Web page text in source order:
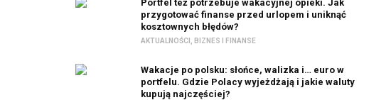
Portfel też potrzebuje wakacyjnej opieki. Jak
przygotować finanse przed urlopem i uniknąć
kosztownych błędów?
AKTUALNOŚCI BIZNES I FINANSE
Wakacje po polsku: słońce, walizka i… euro w
portfelu. Gdzie Polacy wyjeżdżają i jakie waluty
kupują najczęściej?